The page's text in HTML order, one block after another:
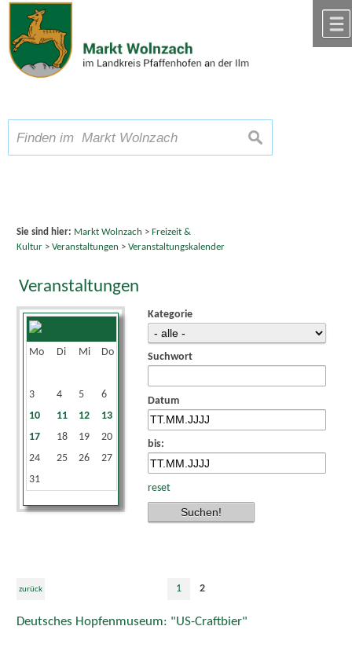
Zum Inhalt,zur Navigation
Schriftgröße A A A suchen
Sie sind hier: Markt Wolnzach > Freizeit &
Kultur> Veranstaltungen > Veranstaltungskalender
Veranstaltungen
Mo
Di Mi Do Sa
So
3
4 5 6 8
10
11 12 13 15
16
17
18 19 20 22
24
25 26 27 29
30
31
Kategorie
Suchwort
Datum
bis:
reset
zurück 1 2
Deutsches Hopfenmuseum: "US-Craftbier"